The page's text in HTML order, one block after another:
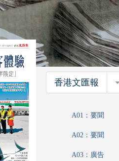
香港文匯報
A01：要聞
A02：要聞
A03：廣告